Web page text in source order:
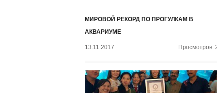
МИРОВОЙ РЕКОРД ПО ПРОГУЛКАМ В
АКВАРИУМЕ
13.11.2017 Просмотров: